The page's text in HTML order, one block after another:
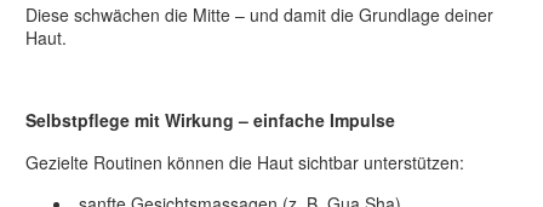
Diese schwächen die Mitte – und damit die Grundlage deiner
Haut.
Selbstpflege mit Wirkung – einfache Impulse
Gezielte Routinen können die Haut sichtbar unterstützen: